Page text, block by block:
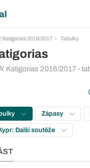
Katigorias 2016/2017 Tabulky
Katigorias 2016/2017 -
Zápasy
Další soutěže